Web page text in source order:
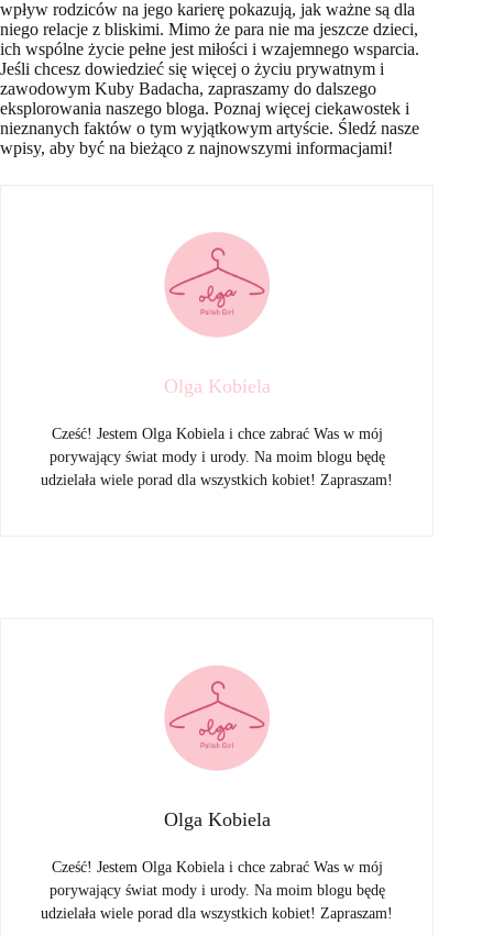
wpływ rodziców na jego karierę pokazują, jak ważne są dla
niego relacje z bliskimi. Mimo że para nie ma jeszcze dzieci,
ich wspólne życie pełne jest miłości i wzajemnego wsparcia.
Jeśli chcesz dowiedzieć się więcej o życiu prywatnym i
zawodowym Kuby Badacha, zapraszamy do dalszego
eksplorowania naszego bloga. Poznaj więcej ciekawostek i
nieznanych faktów o tym wyjątkowym artyście. Śledź nasze
wpisy, aby być na bieżąco z najnowszymi informacjami!
Olga Kobiela
Cześć! Jestem Olga Kobiela i chce zabrać Was w mój
porywający świat mody i urody. Na moim blogu będę
udzielała wiele porad dla wszystkich kobiet! Zapraszam!
Olga Kobiela
Cześć! Jestem Olga Kobiela i chce zabrać Was w mój
porywający świat mody i urody. Na moim blogu będę
udzielała wiele porad dla wszystkich kobiet! Zapraszam!